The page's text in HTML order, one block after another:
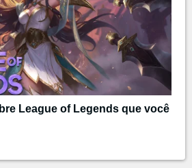
League of Legends que você